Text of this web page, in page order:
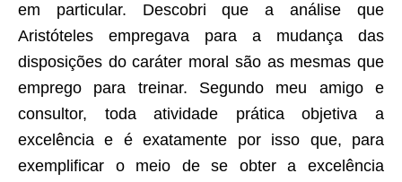
em particular. Descobri que a análise que
Aristóteles empregava para a mudança das
disposições do caráter moral são as mesmas que
emprego para treinar. Segundo meu amigo e
consultor, toda atividade prática objetiva a
excelência e é exatamente por isso que, para
exemplificar o meio de se obter a excelência